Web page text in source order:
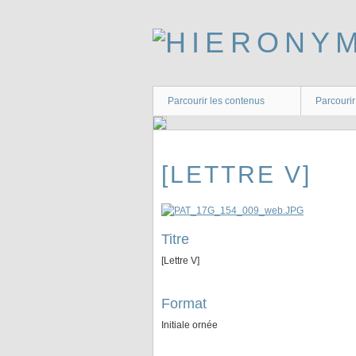
Parcourir les contenus
[LETTRE V]
Titre
[Lettre V]
Format
Initiale ornée